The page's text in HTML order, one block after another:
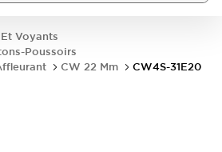
Voyants
Poussoirs
CW 22 Mm CW4S-31E20